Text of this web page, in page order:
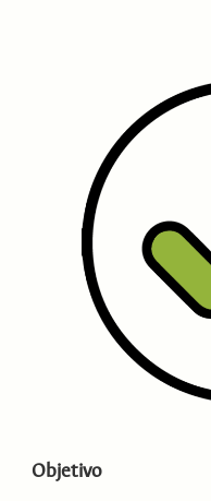
Objetivo